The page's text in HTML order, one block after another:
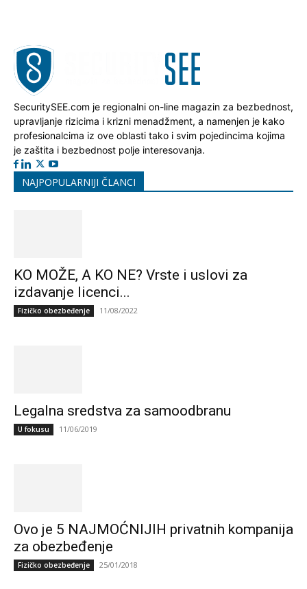
SecuritySEE.com je regionalni on-line magazin za bezbednost,
upravljanje rizicima i krizni menadžment, a namenjen je kako
profesionalcima iz ove oblasti tako i svim pojedincima kojima
je zaštita i bezbednost polje interesovanja.
NAJPOPULARNIJI ČLANCI
KO MOŽE, A KO NE? Vrste i uslovi za
izdavanje licenci...
Fizičko obezbeđenje 11/08/2022
Legalna sredstva za samoodbranu
U fokusu 11/06/2019
Ovo je 5 NAJMOĆNIJIH privatnih kompanija
za obezbeđenje
Fizičko obezbeđenje 25/01/2018